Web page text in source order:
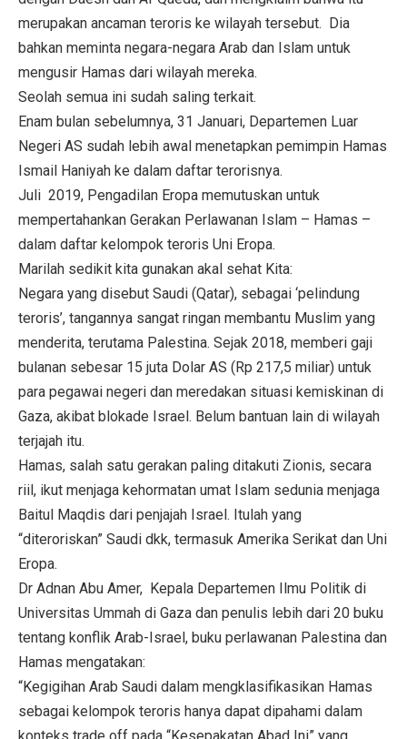
merupakan ancaman teroris ke wilayah tersebut. Dia
bahkan meminta negara-negara Arab dan Islam untuk
mengusir Hamas dari wilayah mereka.
Seolah semua ini sudah saling terkait.
Enam bulan sebelumnya, 31 Januari, Departemen Luar
Negeri AS sudah lebih awal menetapkan pemimpin Hamas
Ismail Haniyah ke dalam daftar terorisnya.
Juli 2019, Pengadilan Eropa memutuskan untuk
mempertahankan Gerakan Perlawanan Islam – Hamas –
dalam daftar kelompok teroris Uni Eropa.
Marilah sedikit kita gunakan akal sehat Kita:
Negara yang disebut Saudi (Qatar), sebagai ‘pelindung
teroris’, tangannya sangat ringan membantu Muslim yang
menderita, terutama Palestina. Sejak 2018, memberi gaji
bulanan sebesar 15 juta Dolar AS (Rp 217,5 miliar) untuk
para pegawai negeri dan meredakan situasi kemiskinan di
Gaza, akibat blokade Israel. Belum bantuan lain di wilayah
terjajah itu.
Hamas, salah satu gerakan paling ditakuti Zionis, secara
riil, ikut menjaga kehormatan umat Islam sedunia menjaga
Baitul Maqdis dari penjajah Israel. Itulah yang
“diteroriskan” Saudi dkk, termasuk Amerika Serikat dan Uni
Eropa.
Dr Adnan Abu Amer, Kepala Departemen Ilmu Politik di
Universitas Ummah di Gaza dan penulis lebih dari 20 buku
tentang konflik Arab-Israel, buku perlawanan Palestina dan
Hamas mengatakan:
“Kegigihan Arab Saudi dalam mengklasifikasikan Hamas
sebagai kelompok teroris hanya dapat dipahami dalam